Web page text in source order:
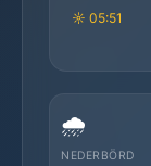
☼ 05:51
🌧️
NEDERBÖRD